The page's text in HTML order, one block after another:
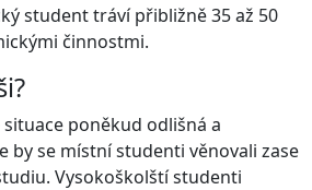
student tráví přibližně 35 až 50
činnostmi.
poněkud odlišná a
by se místní studenti věnovali zase
Vysokoškolští studenti